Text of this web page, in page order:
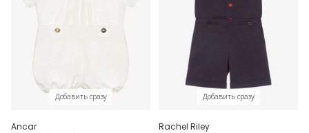
Добавить сразу
Ancar
Добавить сразу
Rachel Riley